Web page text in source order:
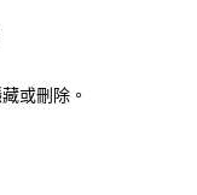
或刪除。